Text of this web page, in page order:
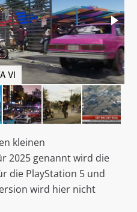
VI
kleinen
2025 genannt wird die
die PlayStation 5 und
wird hier nicht